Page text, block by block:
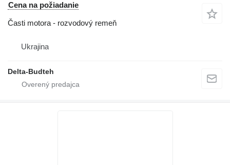
Cena na požiadanie
Časti motora - rozvodový remeň
Ukrajina
Delta-Budteh